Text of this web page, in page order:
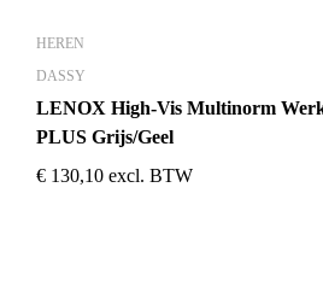
HEREN
DASSY
LENOX High-Vis Multinorm
PLUS Grijs/Geel
€ 130,10 excl. BTW